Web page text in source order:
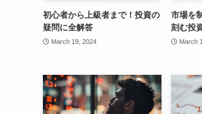
初心者から上級者まで！投資の
疑問に全解答
March 19, 2024
市場を
刻む投
March